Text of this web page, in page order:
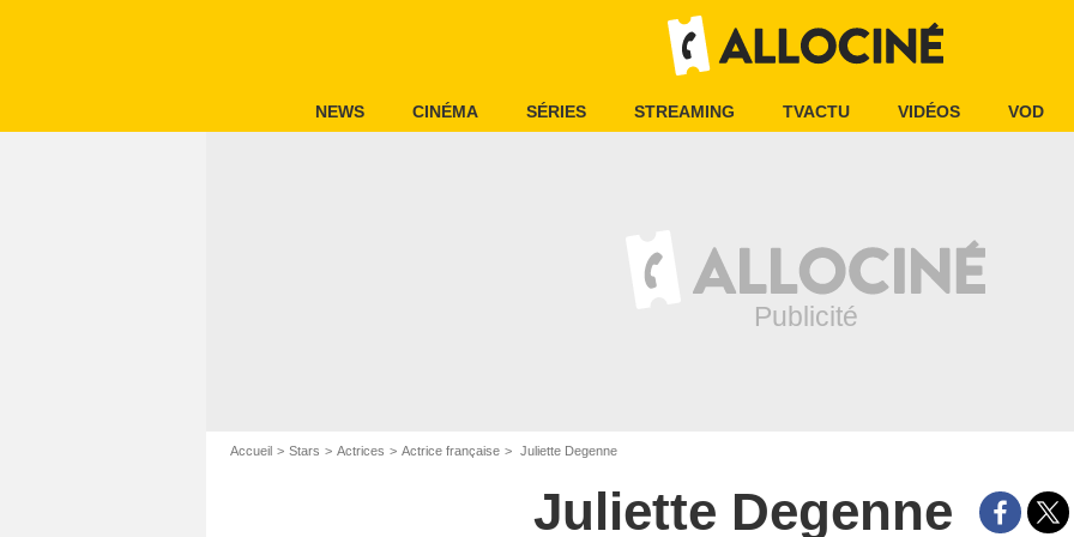
NEWS CINÉMA SÉRIES STREAMING TVACTU VIDÉOS VOD
Accueil Stars Actrices Actrice française Juliette Degenne
Juliette Degenne